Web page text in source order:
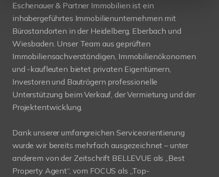
Eschenauer & Partner Immobilien ist ein
inhabergeführtes Immobilienunternehmen mit
Bürostandorten in der Heidelberg, Eberbach und
Wiesbaden. Unser Team aus geprüften
Immobiliensachverständigen, Immobilienökonomen
und -kaufleuten bietet privaten Eigentümern,
Investoren und Bauträgern professionelle
Unterstützung beim Verkauf, der Vermietung und der
Projektentwicklung.
Dank unserer umfangreichen Serviceorientierung
wurde wir bereits mehrfach ausgezeichnet – unter
anderem von der Zeitschrift BELLEVUE als „Best
Property Agent“, vom FOCUS als „Top-